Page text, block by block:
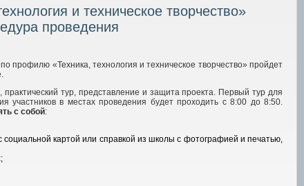
и техническое творчество»
проведения
профилю «Техника, технология и техническое творчество» пройдет
практический тур, представление и защита проекта. Первый тур для
участников в местах проведения будет проходить с 8:00 до 8:50.
с собой:
картой или справкой из школы с фотографией и печатью,